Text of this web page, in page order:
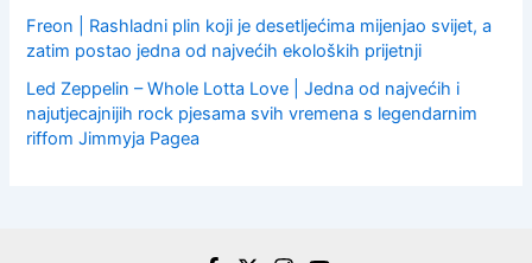
Freon | Rashladni plin koji je desetljećima mijenjao svijet, a
zatim postao jedna od najvećih ekoloških prijetnji
Led Zeppelin – Whole Lotta Love | Jedna od najvećih i
najutjecajnijih rock pjesama svih vremena s legendarnim
riffom Jimmyja Pagea